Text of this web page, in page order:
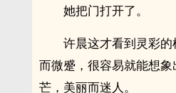
她把门打开了。
许晨这才看到灵彩
而微蹙，很容易就能想
芒，美丽而迷人。